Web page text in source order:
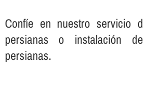
Confí­e en nuestro servicio
persianas o instalación
persianas.